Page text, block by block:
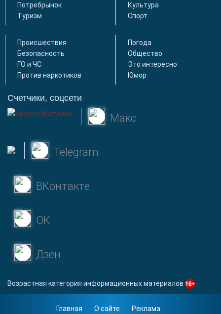
Потребрынок
Туризм
Культура
Спорт
Происшествия
Безопасность
ГО и ЧС
Против наркотиков
Погода
Общество
Это интересно
Юмор
Счетчики, соцсети
Макс
Telegram
ВКонтакте
OK
Дзен
Возрастная категория информационных материалов
Главная О сайте Реклама